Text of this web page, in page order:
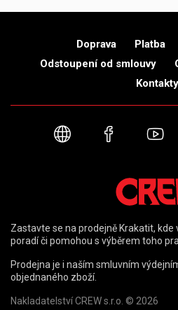
Doprava Platba
Odstoupení od smlouvy
Kontakty
Webové
Zastavte se na prodejně Krakatit, kde
poradí či pomohou s výběrem toho
Prodejna je i naším smluvním
objednaného zboží.
Nakladatelství CREW s.r.o. © 2026